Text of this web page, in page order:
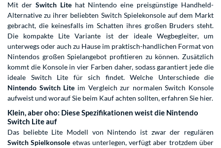
Mit der Switch Litehat Nintendo eine preisgünstige Handheld-
Alternative zu ihrer beliebten Switch Spielekonsole auf dem Markt
gebracht, die keinesfalls im Schatten ihres großen Bruders steht.
Die kompakte Lite Variante ist der ideale Wegbegleiter, um
unterwegs oder auch zu Hause im praktisch-handlichen Format von
Nintendos großen Spielangebot profitieren zu können. Zusätzlich
kommt die Konsole in vier Farben daher, sodass garantiert jede die
ideale Switch Lite für sich findet. Welche Unterschiede die
Nintendo Switch Lite im Vergleich zur normalen Switch Konsole
aufweist und worauf Sie beim Kauf achten sollten, erfahren Sie hier.
Klein, aber oho: Diese Spezifikationen weist die Nintendo
Switch Lite auf
Das beliebte Lite Modell von Nintendo ist zwar der regulären
Switch Spielkonsole etwas unterlegen, verfügt aber trotzdem über